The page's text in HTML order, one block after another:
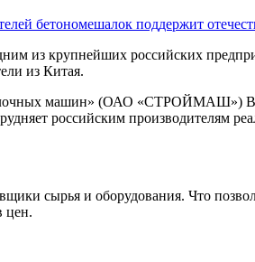
бетономешалок поддержит
крупнейших российских
из Китая.
машин» (ОАО «СТРОЙМАШ»)
российским производителям
сырья и оборудования. Что
цен.